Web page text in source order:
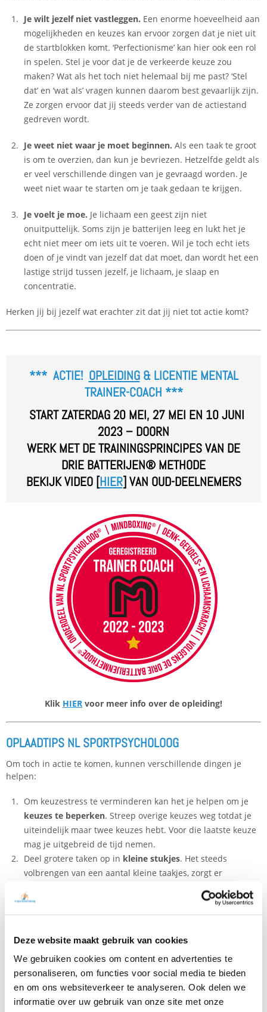
Deze website maakt gebruik van cookies
We gebruiken cookies om content en advertenties te
personaliseren, om functies voor social media te bieden
en om ons websiteverkeer te analyseren. Ook delen we
informatie over uw gebruik van onze site met onze
Je wilt jezelf niet vastleggen. Een enorme hoeveelheid aan
mogelijkheden en keuzes kan ervoor zorgen dat je niet uit
de startblokken komt. ‘Perfectionisme’ kan hier ook een rol
in spelen. Stel je voor dat je de verkeerde keuze zou
maken? Wat als het toch niet helemaal bij me past? ‘Stel
dat’ en ‘wat als’ vragen kunnen daarom best gevaarlijk zijn.
Ze zorgen ervoor dat jij steeds verder van de actiestand
gedreven wordt.
Je weet niet waar je moet beginnen. Als een taak te groot
is om te overzien, dan kun je bevriezen. Hetzelfde geldt als
er veel verschillende dingen van je gevraagd worden. Je
weet niet waar te starten om je taak gedaan te krijgen.
Je voelt je moe. Je lichaam een geest zijn niet
onuitputtelijk. Soms zijn je batterijen leeg en lukt het je
echt niet meer om iets uit te voeren. Wil je toch echt iets
doen of je vindt van jezelf dat dat moet, dan wordt het een
lastige strijd tussen jezelf, je lichaam, je slaap en
concentratie.
Herken jij bij jezelf wat erachter zit dat jij niet tot actie komt?
*** ACTIE! OPLEIDING& LICENTIE MENTAL
TRAINER-COACH ***
START ZATERDAG 20 MEI, 27 MEI EN 10 JUNI
2023 – DOORN
WERK MET DE TRAININGSPRINCIPES VAN DE
DRIE BATTERIJEN® METHODE
BEKIJK VIDEO [HIER] VAN OUD-DEELNEMERS
Klik HIER voor meer info over de opleiding!
OPLAADTIPS NL SPORTPSYCHOLOOG
Om toch in actie te komen, kunnen verschillende dingen je
helpen:
Om keuzestress te verminderen kan het je helpen om je
keuzes te beperken. Streep overige keuzes weg totdat je
uiteindelijk maar twee keuzes hebt. Voor die laatste keuze
mag je uitgebreid de tijd nemen.
Deel grotere taken op in kleine stukjes. Het steeds
volbrengen van een aantal kleine taakjes, zorgt er
richting het eindresultaat werkt. Wanneer je eenmaal in de
om dit vol te blijven houden.
Luister naar je lichaamen geef slaap prioriteit. We
hebben inmiddels zoveel prikkels om ons heen, die zorgen
dat we soms handelen naar een onuitputtelijke lichaam en
geest. Zo werkt het nu eenmaal niet, dus zorg er ook voor